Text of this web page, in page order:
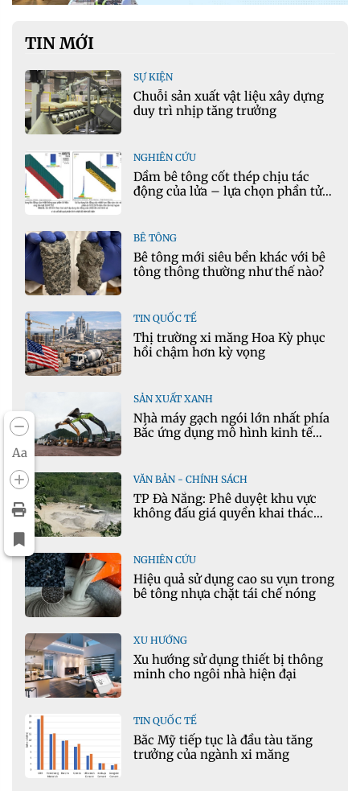
Aa
TIN MỚI
SỰ KIỆN
Chuỗi sản xuất vật liệu xây dựng
duy trì nhịp tăng trưởng
NGHIÊN CỨU
Dầm bê tông cốt thép chịu tác
động của lửa – lựa chọn phần tử
BÊ TÔNG
Bê tông mới siêu bền khác với bê
tông thông thường như thế nào?
TIN QUỐC TẾ
Thị trường xi măng Hoa Kỳ phục
hồi chậm hơn kỳ vọng
SẢN XUẤT XANH
Nhà máy gạch ngói lớn nhất phía
Bắc ứng dụng mô hình kinh tế
VĂN BẢN - CHÍNH SÁCH
TP Đà Nẵng: Phê duyệt khu vực
không đấu giá quyền khai thác
NGHIÊN CỨU
Hiệu quả sử dụng cao su vụn trong
bê tông nhựa chặt tái chế nóng
XU HƯỚNG
Xu hướng sử dụng thiết bị thông
minh cho ngôi nhà hiện đại
TIN QUỐC TẾ
Bắc Mỹ tiếp tục là đầu tàu tăng
trưởng của ngành xi măng